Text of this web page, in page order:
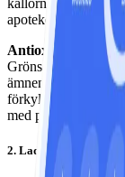
källorna. Behöver
apoteket.
Antioxidanter
Grönsaker, frukt
ämnen som boostar
förkylningar och
med probiotika.
2. Ladda med dagsljus!